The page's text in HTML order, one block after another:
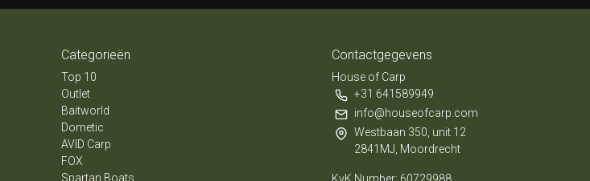
Categorieën
Top 10
Outlet
Baitworld
Dometic
AVID Carp
FOX
Spartan Boats
Contactgegevens
House of Carp
+31 641589949
info@houseofcarp.com
Westbaan 350, unit 12
2841MJ, Moordrecht